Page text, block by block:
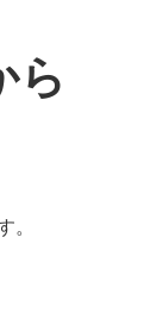
ら
。